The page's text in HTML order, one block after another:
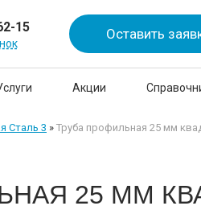
15 Оставить
Акции
Сталь 3 » Труба профильная 25 мм
25 ММ